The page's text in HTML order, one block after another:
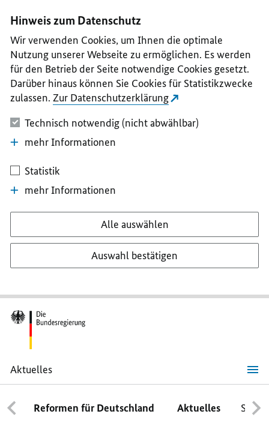
II
III
IV
V
Hinweis zum Datenschutz
Wir verwenden Cookies, um Ihnen die optimale
Nutzung unserer Webseite zu ermöglichen. Es werden
für den Betrieb der Seite notwendige Cookies gesetzt.
Darüber hinaus können Sie Cookies für Statistikzwecke
zulassen. Zur Datenschutzerklärung
Technisch notwendig (nicht abwählbar)
mehr Informationen
Statistik
mehr Informationen
Alle auswählen
Auswahl bestätigen
Aktuelles
Neuerungen
für
Verkehrsinfrastruktur,
RenteReformen für Deutschland Aktuelles